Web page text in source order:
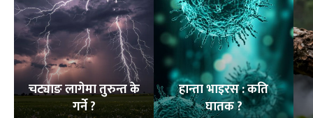
चट्याङ लागेमा तुरुन्त के
गर्ने ?
हान्ता भाइरस : कति
घातक ?